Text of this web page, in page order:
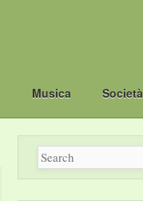
Musica Società